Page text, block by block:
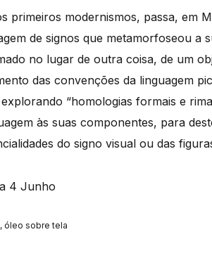
primeiros modernismos, passa, em
de signos que metamorfoseou a
no lugar de outra coisa, de um
das convenções da linguagem
“homologias formais e
às suas componentes, para
do signo visual ou das
óleo sobre tela